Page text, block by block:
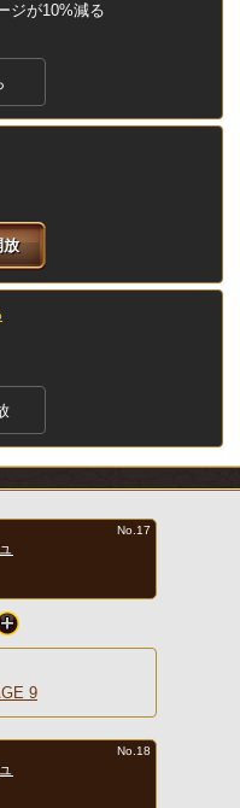
ジが10%減る
放
No.17
9
No.18